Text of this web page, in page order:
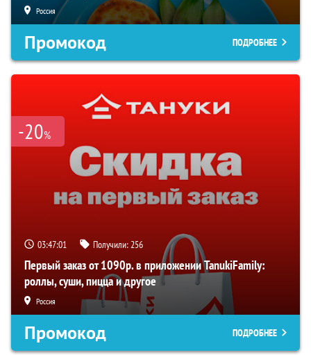
Россия
Промокод ПОДРОБНЕЕ
-20%
03:47:01 Получили:256
Первый заказ от 1090р. в приложении TanukiFamily:
роллы, суши, пицца и другое
Россия
Промокод ПОДРОБНЕЕ